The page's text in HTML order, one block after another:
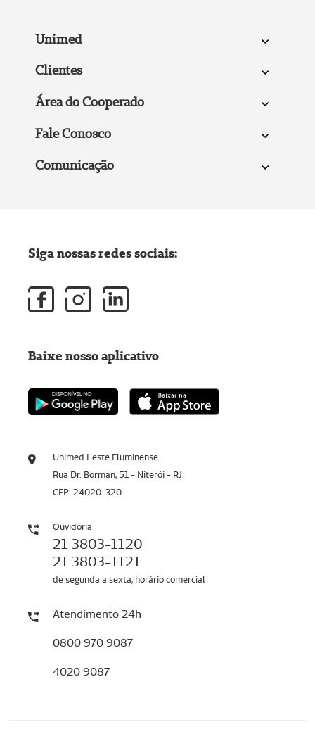
Unimed
Clientes
Área do Cooperado
Fale Conosco
Comunicação
Unimed Leste Fluminense
Rua Dr. Borman, 51 - Niterói - RJ
CEP: 24020-320
Ouvidoria
21 3803-1120
21 3803-1121
de segunda a sexta, horário comercial
Atendimento 24h
0800 970 9087
4020 9087
Siga nossas redes sociais:
Baixe nosso aplicativo